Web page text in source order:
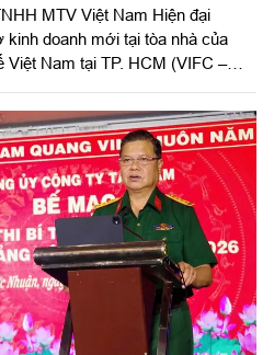
MTV Việt Nam Hiện đại
doanh mới tại tòa nhà của
Việt Nam tại TP. HCM (VIFC –
tại đại lộ Nguyễn Huệ, mở đầu
tầng tài chính mới của Thành
nghĩa chào mừng kỷ niệm 50
tên Chủ tịch Hồ Chí Minh và
hàng Thương mại cổ phần
vực phía Nam.